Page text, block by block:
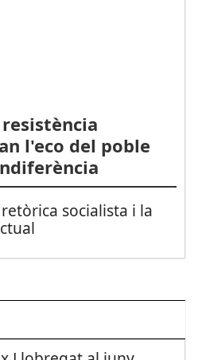
l'eco del poble
socialista i la